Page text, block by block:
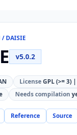
/ DAISIE
v5.0.2
LicenseGPL (>= 3)
Needs compilation
Reference Source